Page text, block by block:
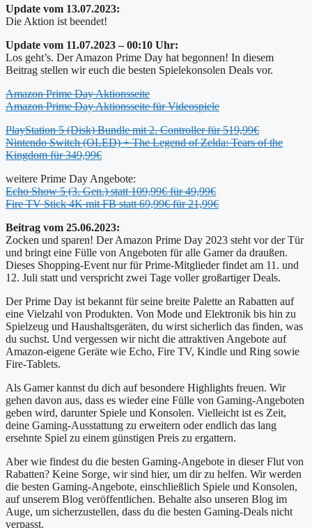
Update vom 13.07.2023:
Die Aktion ist beendet!
Update vom 11.07.2023 – 00:10 Uhr:
Los geht’s. Der Amazon Prime Day hat begonnen! In diesem
Beitrag stellen wir euch die besten Spielekonsolen Deals vor.
Amazon Prime Day Aktionsseite
Amazon Prime Day Aktionsseite für Videospiele
PlayStation 5 (Disk) Bundle mit 2. Controller für 519,99€
Nintendo Switch (OLED) + The Legend of Zelda: Tears of the
Kingdom für 349,99€
weitere Prime Day Angebote:
Echo Show 5 (3. Gen.) statt 109,99€ für 49,99€
Fire TV Stick 4K mit FB statt 69,99€ für 21,99€
Beitrag vom 25.06.2023:
Zocken und sparen! Der Amazon Prime Day 2023 steht vor der Tür
und bringt eine Fülle von Angeboten für alle Gamer da draußen.
Dieses Shopping-Event nur für Prime-Mitglieder findet am 11. und
12. Juli statt und verspricht zwei Tage voller großartiger Deals.
Der Prime Day ist bekannt für seine breite Palette an Rabatten auf
eine Vielzahl von Produkten. Von Mode und Elektronik bis hin zu
Spielzeug und Haushaltsgeräten, du wirst sicherlich das finden, was
du suchst. Und vergessen wir nicht die attraktiven Angebote auf
Amazon-eigene Geräte wie Echo, Fire TV, Kindle und Ring sowie
Fire-Tablets.
Als Gamer kannst du dich auf besondere Highlights freuen. Wir
gehen davon aus, dass es wieder eine Fülle von Gaming-Angeboten
geben wird, darunter Spiele und Konsolen. Vielleicht ist es Zeit,
deine Gaming-Ausstattung zu erweitern oder endlich das lang
ersehnte Spiel zu einem günstigen Preis zu ergattern.
Aber wie findest du die besten Gaming-Angebote in dieser Flut von
Rabatten? Keine Sorge, wir sind hier, um dir zu helfen. Wir werden
die besten Gaming-Angebote, einschließlich Spiele und Konsolen,
auf unserem Blog veröffentlichen. Behalte also unseren Blog im
Auge, um sicherzustellen, dass du die besten Gaming-Deals nicht
verpasst.